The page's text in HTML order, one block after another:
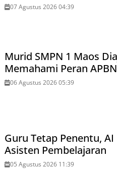
07 Agustus 2026 04:39
Murid SMPN 1 Maos
Memahami Peran APBN
06 Agustus 2026 05:39
Guru Tetap Penentu, AI
Asisten Pembelajaran
05 Agustus 2026 11:39